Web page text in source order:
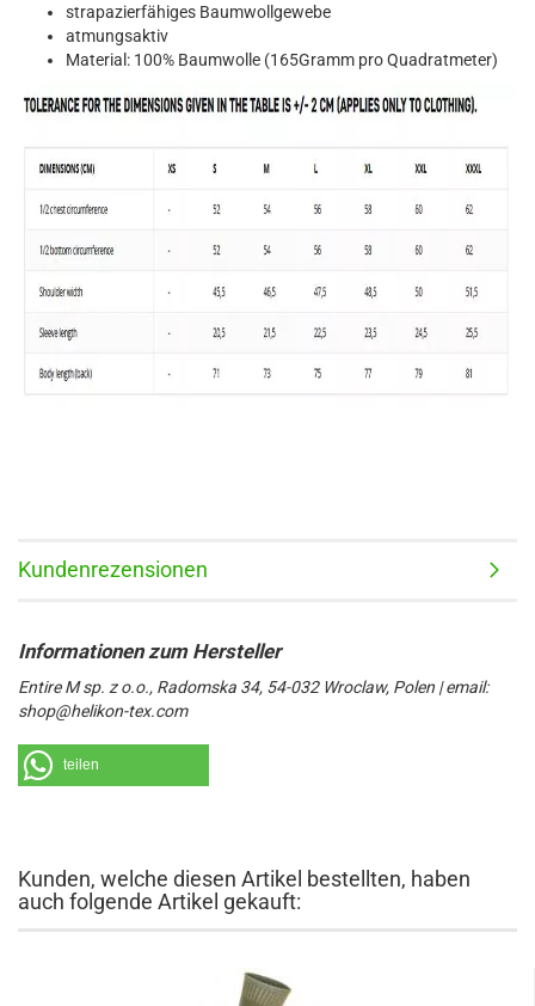
strapazierfähiges Baumwollgewebe
atmungsaktiv
Material: 100% Baumwolle (165Gramm pro Quadratmeter)
Kundenrezensionen
Entire M sp. z o.o., Radomska 34, 54-032 Wroclaw, Polen | email:
shop@helikon-tex.com
teilen
Kunden, welche diesen Artikel bestellten, haben
auch folgende Artikel gekauft: